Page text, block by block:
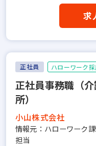
求
正社員 ハローワーク
正社員事務職（
所）
小山株式会社
情報元：ハローワーク
担当